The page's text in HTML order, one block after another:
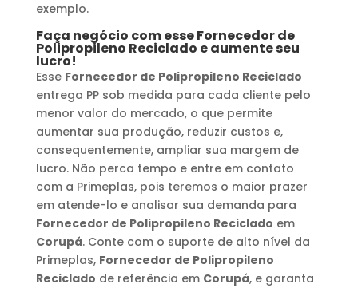
exemplo.
Faça negócio com esseFornecedor de
Polipropileno Reciclado e aumente seu
lucro!
Esse Fornecedor de Polipropileno Reciclado
entrega PP sob medida para cada cliente pelo
menor valor do mercado, o que permite
aumentar sua produção, reduzir custos e,
consequentemente, ampliar sua margem de
lucro. Não perca tempo e entre em contato
com a Primeplas, pois teremos o maior prazer
em atende-lo e analisar sua demanda para
Fornecedor de Polipropileno Reciclado em
Corupá. Conte com o suporte de alto nível da
Primeplas, Fornecedor de Polipropileno
Reciclado de referência em Corupá, e garanta